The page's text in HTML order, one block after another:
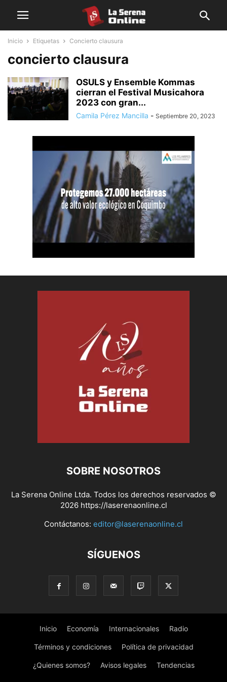
Inicio Etiquetas Concierto clausura
concierto clausura
OSULS y Ensemble Kommas
cierran el Festival Musicahora
2023 con gran...
Camila Pérez Mancilla - Septiembre 20, 2023
SOBRE NOSOTROS
La Serena Online Ltda. Todos los derechos reservados ©
2026 https://laserenaonline.cl
Contáctanos: editor@laserenaonline.cl
SÍGUENOS
Inicio Economía Internacionales Radio
Términos y condiciones Política de privacidad
¿Quienes somos? Avisos legales Tendencias